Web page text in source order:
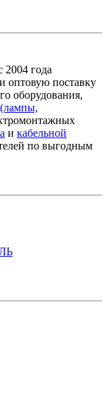
года
оптовую поставку
оборудования,
(лампы,
и кабельной
по выгодным